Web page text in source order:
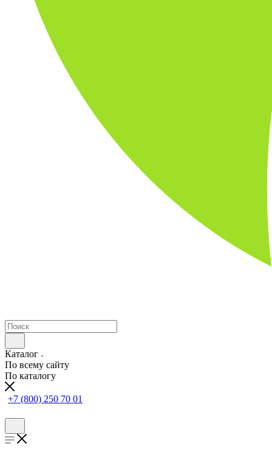
Каталог
По всему сайту
По каталогу
+7 (800) 250 70 01